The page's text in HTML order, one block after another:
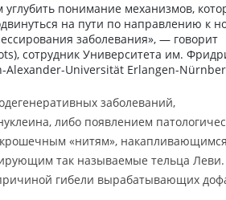
понимание механизмов,
на пути по направлению к
заболевания», — говорит
сотрудник Университета им.
Alexander-Universität Erlangen-
заболеваний,
либо появлением
«нитям», накапливающимся
так называемые тельца
гибели вырабатывающих